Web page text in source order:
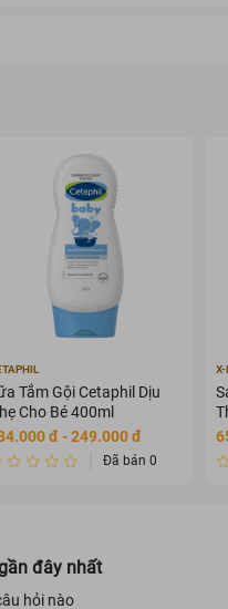
Tắm Gội Cetaphil Dịu
Cho Bé 400ml
đ - 249.000 đ
Đã bán 0
đây nhất
hỏi nào